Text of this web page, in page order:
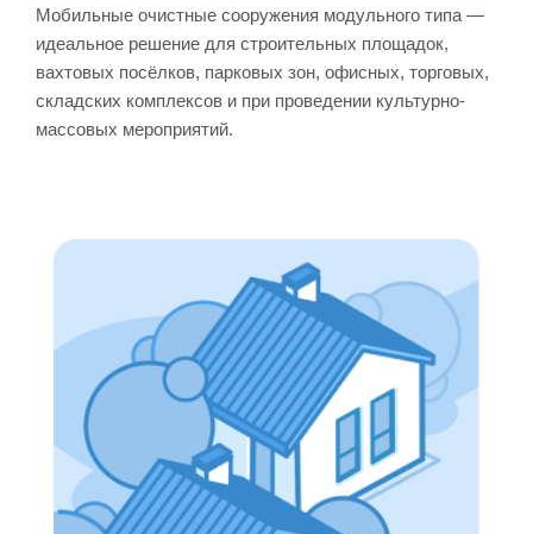
Мобильные очистные сооружения модульного типа —
идеальное решение для строительных площадок,
вахтовых посёлков, парковых зон, офисных, торговых,
складских комплексов и при проведении культурно-
массовых мероприятий.